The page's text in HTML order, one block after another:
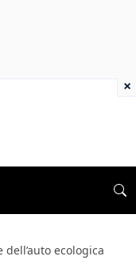
ecologica
×